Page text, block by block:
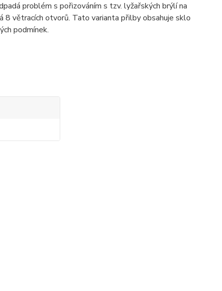
problém s pořizováním s tzv. lyžařských brýlí na
větracích otvorů. Tato varianta přilby obsahuje sklo
podmínek.